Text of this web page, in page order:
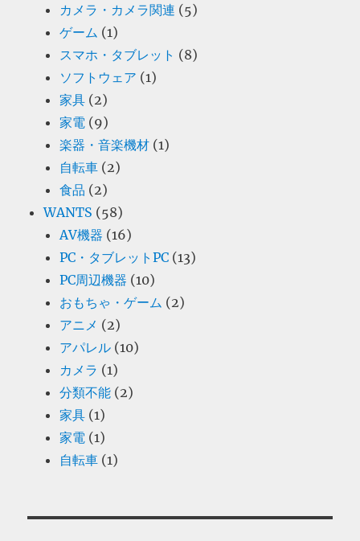
カメラ・カメラ関連 (5)
ゲーム (1)
スマホ・タブレット (8)
ソフトウェア (1)
家具 (2)
家電 (9)
楽器・音楽機材 (1)
自転車 (2)
食品 (2)
WANTS (58)
AV機器 (16)
PC・タブレットPC (13)
PC周辺機器 (10)
おもちゃ・ゲーム (2)
アニメ (2)
アパレル (10)
カメラ (1)
分類不能 (2)
家具 (1)
家電 (1)
自転車 (1)